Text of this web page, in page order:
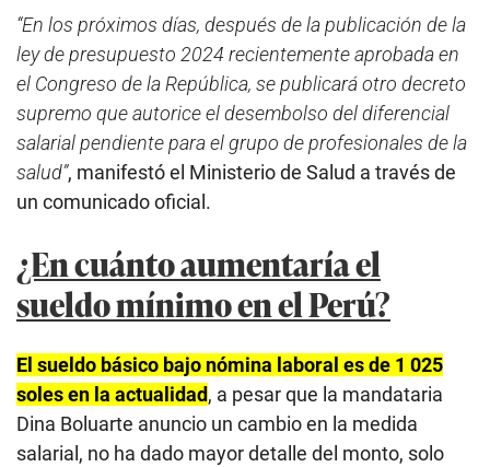
“En los próximos días, después de la publicación de la
ley de presupuesto 2024 recientemente aprobada en
el Congreso de la República, se publicará otro decreto
supremo que autorice el desembolso del diferencial
salarial pendiente para el grupo de profesionales de la
salud”, manifestó el Ministerio de Salud a través de
un comunicado oficial.
¿En cuánto aumentaría el
sueldo mínimo en el Perú?
El sueldo básico bajo nómina laboral es de 1 025
soles en la actualidad, a pesar que la mandataria
Dina Boluarte anuncio un cambio en la medida
salarial, no ha dado mayor detalle del monto, solo